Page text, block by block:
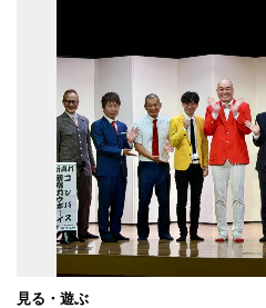
見る・遊ぶ